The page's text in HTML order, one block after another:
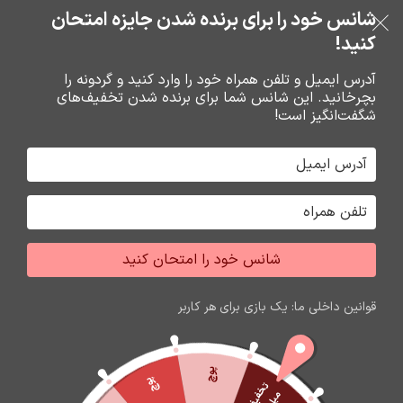
خرید قسطی با ترب‌پی
عبور به ناوبری
رفتن به محتوای اصلی
0 ریال
خانه گارد و محافظ صفحه گوشي محافظ صفحه گوشي
فروشگاه نوین تراشه گنجی
پوچ
پوچ
شانس خود را برای برنده شدن جایزه امتحان
کنید!
آدرس ایمیل و تلفن همراه خود را وارد کنید و گردونه را
بچرخانید. این شانس شما برای برنده شدن تخفیف‌های
شگفت‌انگیز است!
شانس خود را امتحان کنید
قوانین داخلی ما: یک بازی برای هر کاربر